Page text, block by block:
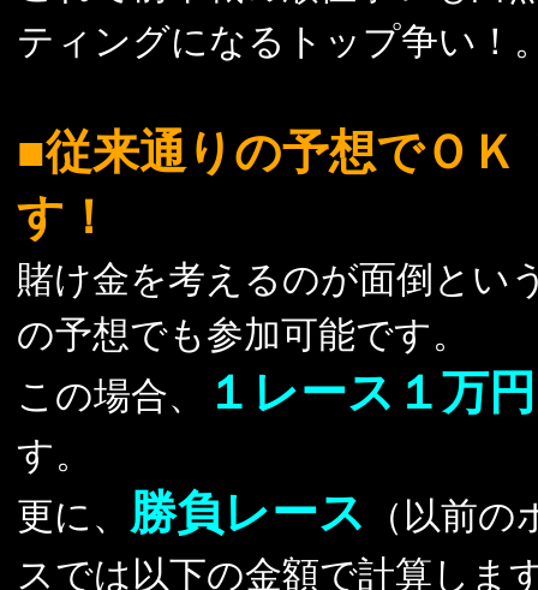
ティングになるトップ争い！
■従来通りの予想でＯ
す！
賭け金を考えるのが面倒とい
の予想でも参加可能です。
この場合、
１レース１万円
す。
更に、 勝負レース
（以前
スでは以下の金額で計算しま